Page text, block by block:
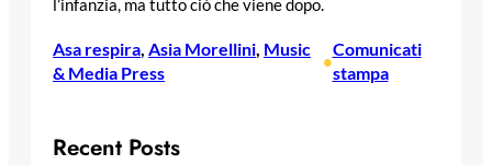
l’infanzia, ma tutto ciò che viene dopo.
Asa respira, Asia Morellini, Music
& Media Press
•
Comunicati
stampa
Recent Posts